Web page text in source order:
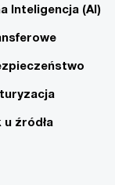
Inteligencja (AI)
źródła